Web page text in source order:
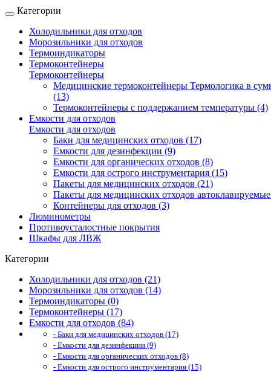
Категории
Холодильники для отходов
Морозильники для отходов
Термоиндикаторы
Термоконтейнеры
Термоконтейнеры
Медицинские термоконтейнеры Термологика в
(13)
Термоконтейнеры с поддержанием температуры (4)
Емкости для отходов
Емкости для отходов
Баки для медицинских отходов (17)
Емкости для дезинфекции (9)
Емкости для органических отходов (8)
Емкости для острого инструментария (15)
Пакеты для медицинских отходов (21)
Пакеты для медицинских отходов
Контейнеры для отходов (3)
Люминометры
Противоусталостные покрытия
Шкафы для ЛВЖ
Категории
Холодильники для отходов (21)
Морозильники для отходов (14)
Термоиндикаторы (0)
Термоконтейнеры (17)
Емкости для отходов (84)
- Баки для медицинских отходов (17)
- Емкости для дезинфекции (9)
- Емкости для органических отходов (8)
- Емкости для острого инструментария (15)